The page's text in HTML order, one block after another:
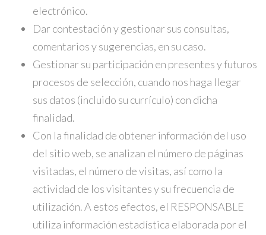
electrónico.
Dar contestación y gestionar sus consultas,
comentarios y sugerencias, en su caso.
Gestionar su participación en presentes y futuros
procesos de selección, cuando nos haga llegar
sus datos (incluido su currículo) con dicha
finalidad.
Con la finalidad de obtener información del uso
del sitio web, se analizan el número de páginas
visitadas, el número de visitas, así como la
actividad de los visitantes y su frecuencia de
utilización. A estos efectos, el RESPONSABLE
utiliza información estadística elaborada por el